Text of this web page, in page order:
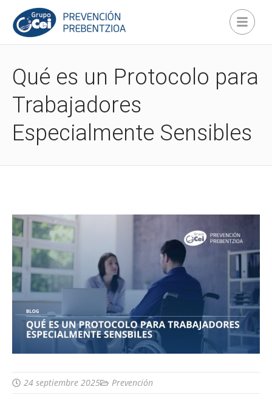
Qué es un Protocolo para
Trabajadores
Especialmente Sensibles
24 septiembre 2025 Prevención